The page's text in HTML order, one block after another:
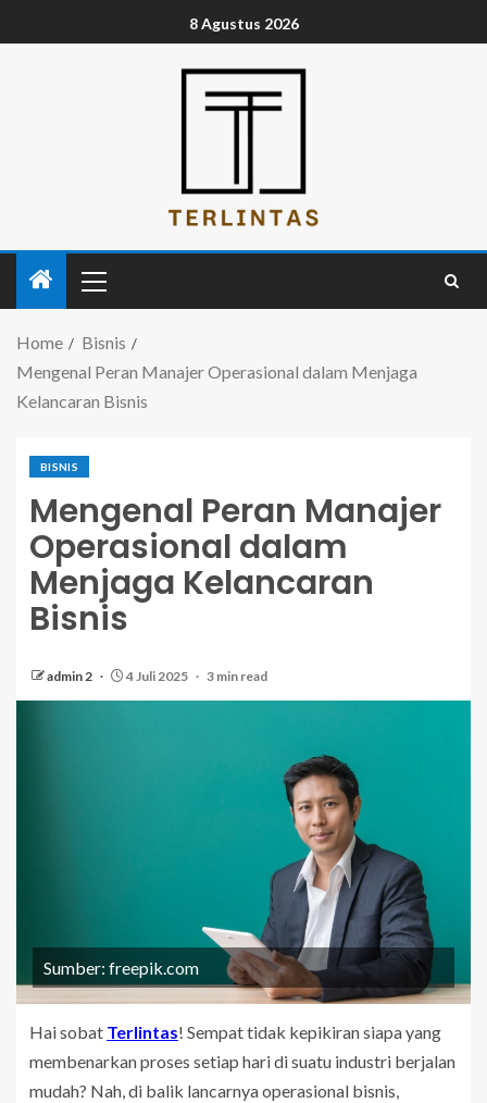
8 Agustus 2026
Home
Bisnis
Mengenal Peran Manajer Operasional dalam Menjaga
Kelancaran Bisnis
BISNIS
Mengenal Peran Manajer
Operasional dalam
Menjaga Kelancaran
Bisnis
admin 2 4 Juli 2025 3 min read
Sumber: freepik.com
Hai sobat Terlintas! Sempat tidak kepikiran siapa yang
membenarkan proses setiap hari di suatu industri berjalan
mudah? Nah, di balik lancarnya operasional bisnis,